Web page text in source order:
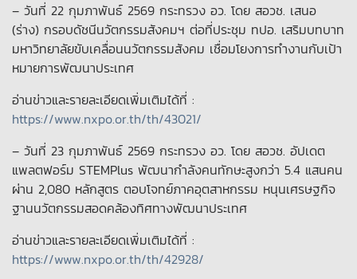
– วันที่ 22 กุมภาพันธ์ 2569 กระทรวง อว. โดย สอวช. เสนอ
(ร่าง) กรอบดัชนีนวัตกรรมสังคมฯ ต่อที่ประชุม ทปอ. เสริมบทบาท
มหาวิทยาลัยขับเคลื่อนนวัตกรรมสังคม เชื่อมโยงการทำงานกับเป้า
หมายการพัฒนาประเทศ
อ่านข่าวและรายละเอียดเพิ่มเติมได้ที่ :
https://www.nxpo.or.th/th/43021/
– วันที่ 23 กุมภาพันธ์ 2569 กระทรวง อว. โดย สอวช. อัปเดต
แพลตฟอร์ม STEMPlus พัฒนากำลังคนทักษะสูงกว่า 5.4 แสนคน
ผ่าน 2,080 หลักสูตร ตอบโจทย์ภาคอุตสาหกรรม หนุนเศรษฐกิจ
ฐานนวัตกรรมสอดคล้องทิศทางพัฒนาประเทศ
อ่านข่าวและรายละเอียดเพิ่มเติมได้ที่ :
https://www.nxpo.or.th/th/42928/